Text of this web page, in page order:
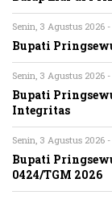
Senin, 3 Agustus 2026 -
Bupati
Senin, 3 Agustus 2026 -
Bupati
Integritas
Senin, 3 Agustus 2026 -
Bupati
0424/TGM 2026